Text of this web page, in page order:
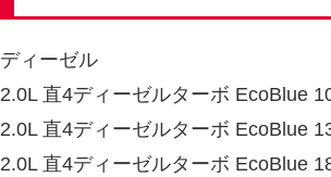
ディーゼル
2.0L 直4ディーゼルターボ EcoBlue
2.0L 直4ディーゼルターボ EcoBlue
2.0L 直4ディーゼルターボ EcoBlue